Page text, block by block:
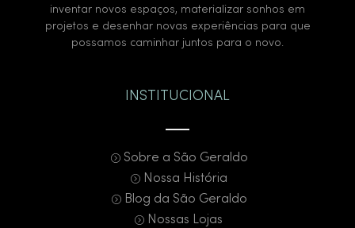
inventar novos espaços, materializar sonhos em
projetos e desenhar novas experiências para que
possamos caminhar juntos para o novo.
INSTITUCIONAL
Sobre a São Geraldo
Nossa História
Blog da São Geraldo
Nossas Lojas